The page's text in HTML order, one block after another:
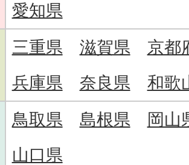
愛知県
三重県 滋賀県
京都
兵庫県
奈良県 和歌
鳥取県 島根県
岡山
山口県